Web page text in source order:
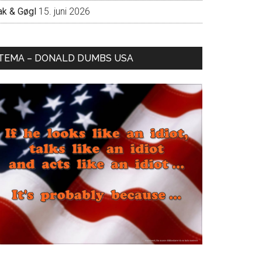
& Gøgl 15. juni 2026
– DONALD DUMBS USA